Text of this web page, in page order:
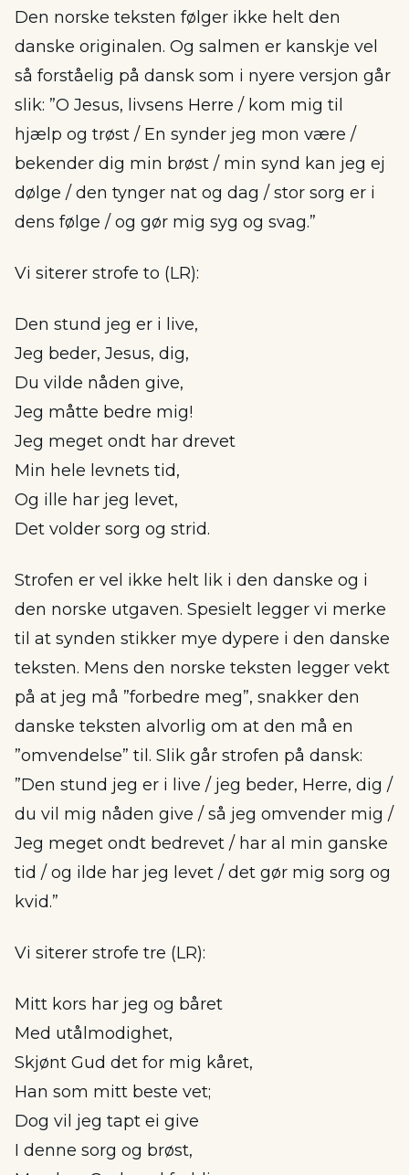
Den norske teksten følger ikke helt den
danske originalen. Og salmen er kanskje vel
så forståelig på dansk som i nyere versjon går
slik: ”O Jesus, livsens Herre / kom mig til
hjælp og trøst / En synder jeg mon være /
bekender dig min brøst / min synd kan jeg ej
dølge / den tynger nat og dag / stor sorg er i
dens følge / og gør mig syg og svag.”
Vi siterer strofe to (LR):
Den stund jeg er i live,
Jeg beder, Jesus, dig,
Du vilde nåden give,
Jeg måtte bedre mig!
Jeg meget ondt har drevet
Min hele levnets tid,
Og ille har jeg levet,
Det volder sorg og strid.
Strofen er vel ikke helt lik i den danske og i
den norske utgaven. Spesielt legger vi merke
til at synden stikker mye dypere i den danske
teksten. Mens den norske teksten legger vekt
på at jeg må ”forbedre meg”, snakker den
danske teksten alvorlig om at den må en
”omvendelse” til. Slik går strofen på dansk:
”Den stund jeg er i live / jeg beder, Herre, dig /
du vil mig nåden give / så jeg omvender mig /
Jeg meget ondt bedrevet / har al min ganske
tid / og ilde har jeg levet / det gør mig sorg og
kvid.”
Vi siterer strofe tre (LR):
Mitt kors har jeg og båret
Med utålmodighet,
Skjønt Gud det for mig kåret,
Han som mitt beste vet;
Dog vil jeg tapt ei give
I denne sorg og brøst,